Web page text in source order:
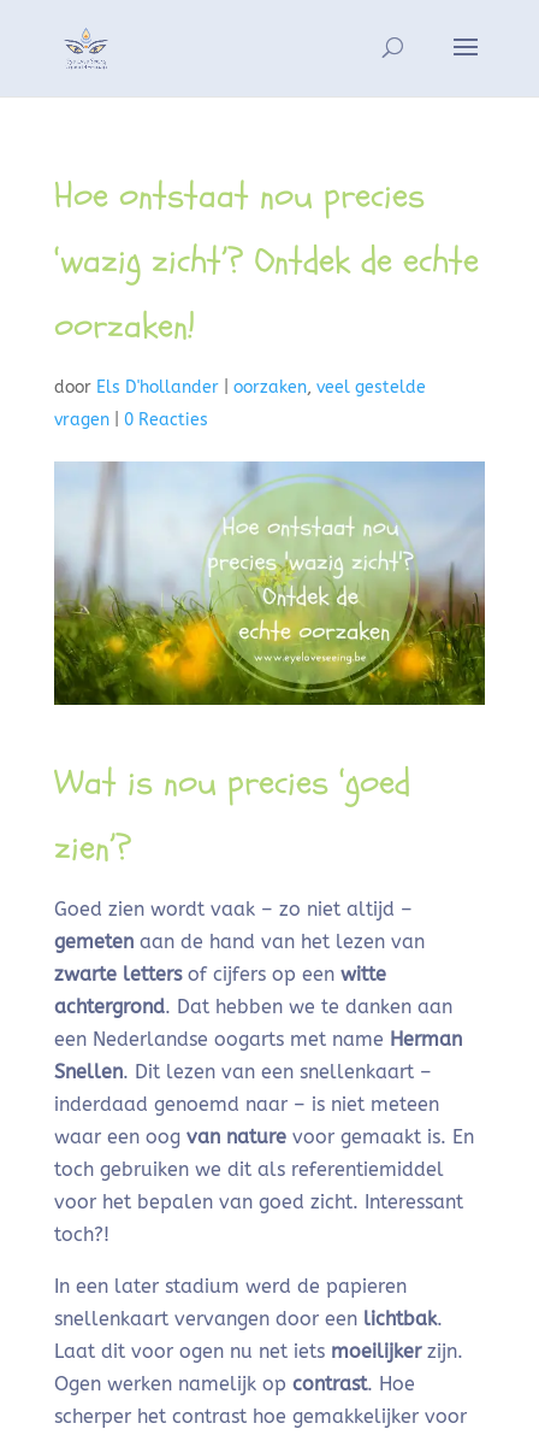
Hoe ontstaat nou precies
‘wazig zicht’? Ontdek de echte
oorzaken!
door Els D'hollander| oorzaken, veel gestelde
vragen| 0 Reacties
Wat is nou precies ‘goed
zien’?
Goed zien wordt vaak – zo niet altijd –
gemetenaan de hand van het lezen van
zwarte lettersof cijfers op een witte
achtergrond. Dat hebben we te danken aan
een Nederlandse oogarts met name Herman
Snellen. Dit lezen van een snellenkaart –
inderdaad genoemd naar – is niet meteen
waar een oog van naturevoor gemaakt is. En
toch gebruiken we dit als referentiemiddel
voor het bepalen van goed zicht. Interessant
toch?!
In een later stadium werd de papieren
snellenkaart vervangen door een lichtbak.
Laat dit voor ogen nu net iets moeilijkerzijn.
Ogen werken namelijk op contrast. Hoe
scherper het contrast hoe gemakkelijker voor